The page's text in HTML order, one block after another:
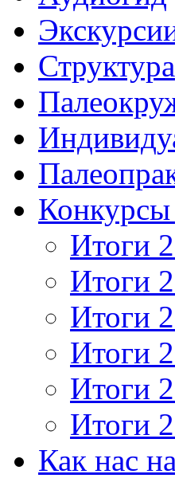
Структура
Итоги
Итоги
Итоги
Итоги
Итоги
Итоги
Как нас